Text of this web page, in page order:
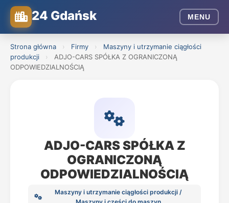
24 Gdańsk MENU
Strona główna › Firmy ›
Maszyny i utrzymanie ciągłości
produkcji
›
ADJO-CARS SPÓŁKA Z OGRANICZONĄ
ODPOWIEDZIALNOŚCIĄ
ADJO-CARS SPÓŁKA Z
OGRANICZONĄ
ODPOWIEDZIALNOŚCIĄ
Maszyny i utrzymanie ciągłości produkcji /